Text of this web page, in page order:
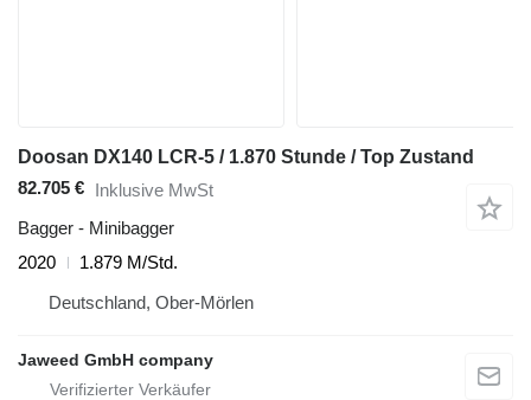
Doosan DX140 LCR-5 / 1.870 Stunde / Top Zustand
82.705 € Inklusive MwSt
Bagger - Minibagger
2020
1.879 M/Std.
Deutschland, Ober-Mörlen
Jaweed GmbH company